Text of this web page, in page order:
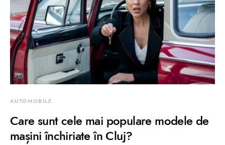
AUTOMOBILE
Care sunt cele mai populare modele de
mașini închiriate în Cluj?